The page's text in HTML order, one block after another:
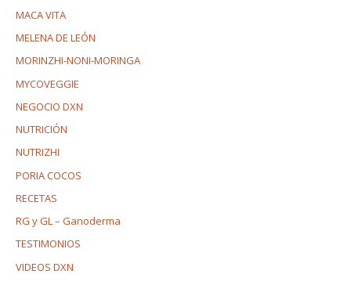
MACA VITA
MELENA DE LEÓN
MORINZHI-NONI-MORINGA
MYCOVEGGIE
NEGOCIO DXN
NUTRICIÓN
NUTRIZHI
PORIA COCOS
RECETAS
RG y GL – Ganoderma
TESTIMONIOS
VIDEOS DXN